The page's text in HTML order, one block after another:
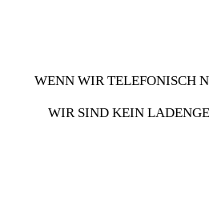
WENN WIR TELEFONISCH
WIR SIND KEIN